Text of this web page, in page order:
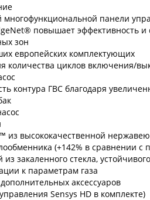
панели
повышает эффективность
зон
европейских комплектующих
количества циклов включения/
контура ГВС благодаря
из высококачественной
(+142% в сравнении
закаленного стекла,
к параметрам газа
аксессуаров
Sensys HD в комплекте)